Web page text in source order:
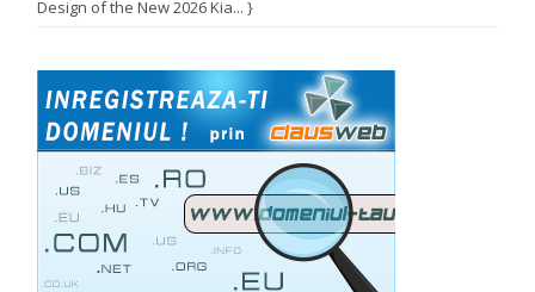
Design of the New 2026 Kia... }